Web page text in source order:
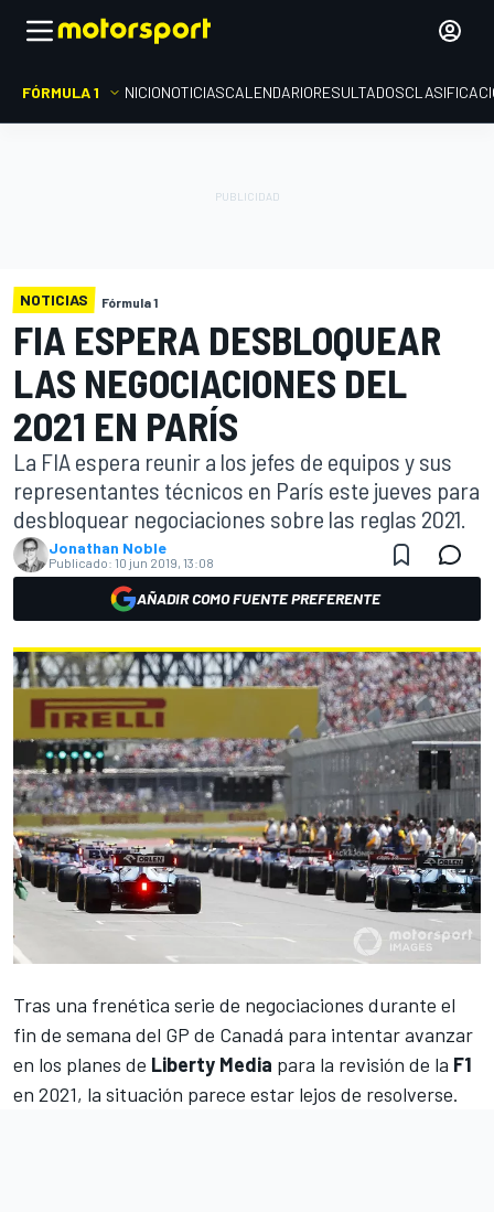
FÓRMULA 1 INICIONOTICIASCALENDARIORESULTADOS
NOTICIAS Fórmula 1
FIA ESPERA DESBLOQUEAR
LAS NEGOCIACIONES DEL
2021 EN PARÍS
La FIA espera reunir a los jefes de equipos y sus
representantes técnicos en París este jueves para
desbloquear negociaciones sobre las reglas 2021.
Jonathan Noble
Publicado: 10 jun 2019, 13:08
AÑADIR COMO FUENTE PREFERENTE
Tras una frenética serie de negociaciones durante el
fin de semana del GP de Canadá para intentar avanzar
en los planes de Liberty Media para la revisión de la F1
en 2021, la situación parece estar lejos de resolverse.